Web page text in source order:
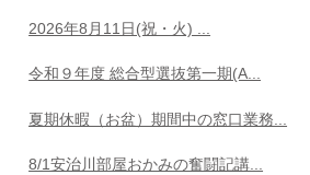
2026年8月11日(祝・火) ...
令和９年度 総合型選抜第一期(A...
夏期休暇（お盆）期間中の窓口業務...
8/1安治川部屋おかみの奮闘記講...